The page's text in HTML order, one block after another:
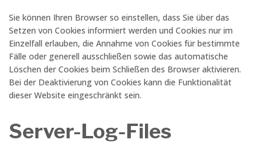
Sie können Ihren Browser so einstellen, dass Sie über das
Setzen von Cookies informiert werden und Cookies nur im
Einzelfall erlauben, die Annahme von Cookies für bestimmte
Fälle oder generell ausschließen sowie das automatische
Löschen der Cookies beim Schließen des Browser aktivieren.
Bei der Deaktivierung von Cookies kann die Funktionalität
dieser Website eingeschränkt sein.
Server-Log-Files